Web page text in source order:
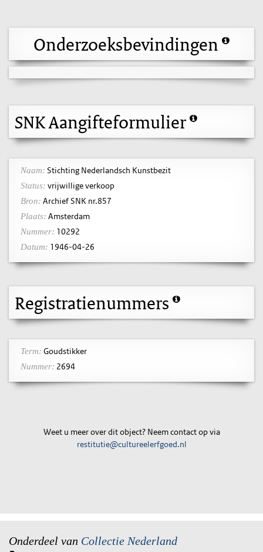
Onderzoeksbevindingen
SNK Aangifteformulier
Naam: Stichting Nederlandsch Kunstbezit
Status: vrijwillige verkoop
Bron: Archief SNK nr.857
Plaats: Amsterdam
Nummer: 10292
Datum: 1946-04-26
Registratienummers
Term: Goudstikker
Nummer: 2694
Weet u meer over dit object? Neem contact op via
restitutie@cultureelerfgoed.nl
Onderdeel van Collectie Nederland